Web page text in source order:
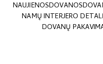
NAUJIENOSDOVANOS
NAMŲ INTERJERO
DOVANŲ